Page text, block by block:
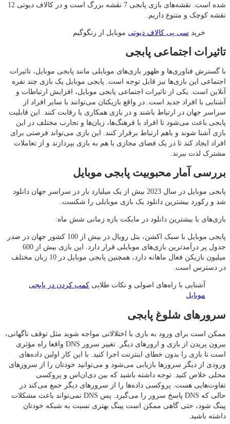
شده است. نقشه‌های بازی پابجی 7 نقشه بزرگ است و در کالاف دیوتی 12
نقشه کوچک و متنوع داریم.
خرید سی پی کالاف دیوتی موبایل از رنگوگیم
تاثیرات اجتماعی پابجی
با گسترش فناوری‌ها و ظهور بازی‌های موبایلی مانند پابجی موبایل، تاثیرات
اجتماعی این بازی‌ها نیز قابل توجه است. پابجی موبایل یک بازی چند نفره
آنلاین است. یکی از تاثیرات اجتماعی پابجی موبایل، افزایش ارتباطات و
آشنایی با افراد جدید است. در واقع بازیکنان می‌توانند با سایر افراد از
سراسر جهان در ارتباط باشند و در بازی همکاری یا رقابت کنند. این قابلیت
پابجی باعث می‌شود تا افراد با فرهنگ‌ها، زبان‌ها و تجارب مختلف در این
بازی آشنا شوند و باهم ارتباط برقرار کنند. این بازی می‌تواند فرصتی برای
افراد ایجاد کند تا در یک فضای مجازی با هم به بازی بپردازند و از تعاملات
مشترک لذت ببرند.
بررسی آمار محبوبیت پابجی موبایل
پابجی موبایل در سال 2023 بیش از یک میلیارد بار در سراسر جهان دانلود
شد و رکورد بیشترین دانلود یک بازی موبایلی را شکست.
بازی‌های با بیشترین دانلود در مایکت بازه زمانی شش ماه:
پابجی موبایل با سبک اکشن، بتل رویال در بیش از 100 کشور جهان در صدر
جدول پر درآمدترین بازی‌های موبایلی قرار دارد. این بازی بیش از 600
میلیون بازیکن فعال ماهانه دارد، همچنین پابجی موبایل در 10 زبان مختلف
در دسترس است.
آشنایی با راه‌های اصولی و نکات طلایی کمپ کردن در پابجی
موبایل
سرورهای شلوغ پابجی
ممکن است برای ورود به بازی با اختلالاتی مواجه شوید مثل توقف ناگهانی،
بیرون پریدن از بازی و ارورهای دیگر. تغییر سرور DNS واقعا راه مؤثری
است تا بازی را بدون خطای اینترنت اجرا کنید. با این کار اولین داده‌های
ورودی از دیگر سرورها بازیابی می‌شود و می‌توانید خودتان را از سرورهای
محلی خلاص کنید. توجه داشته باشید که بین دی‌ان‌اس و پروکسی
تفاوت‌هایی هست. پروکسی داده‌ها را از سرورهای دیگر جمع می‌کند در
حالی که DNS پاسخ سرور را می‌گیرد. پس DNS نمی‌تواند باعث مشکلات
پینگ شود، حتی گاهی ممکن است پینگ بهتری نسبت به شبکه خودتان
داشته باشید.